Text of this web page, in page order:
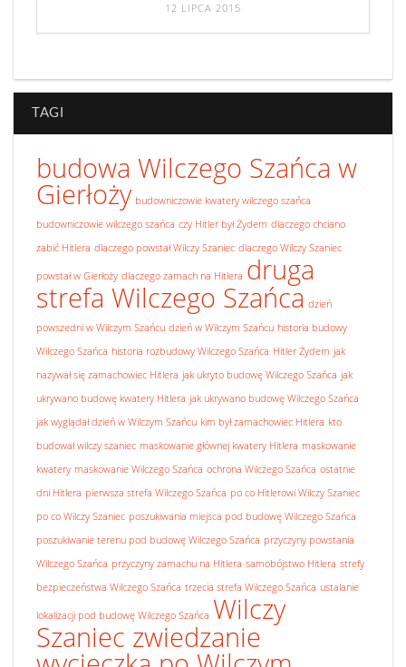
12 LIPCA 2015
TAGI
budowa Wilczego Szańca w
Gierłoży budowniczowie kwatery wilczego szańca
budowniczowie wilczego szańca czy Hitler był Żydem dlaczego chciano
zabić Hitlera dlaczego powstał Wilczy Szaniec dlaczego Wilczy Szaniec
powstał w Gierłoży dlaczego zamach na Hitlera druga
strefa Wilczego Szańca dzień
powszedni w Wilczym Szańcu dzień w Wilczym Szańcu historia budowy
Wilczego Szańca historia rozbudowy Wilczego Szańca Hitler Żydem jak
nazywał się zamachowiec Hitlera jak ukryto budowę Wilczego Szańca jak
ukrywano budowę kwatery Hitlera jak ukrywano budowę Wilczego Szańca
jak wyglądał dzień w Wilczym Szańcu kim był zamachowiec Hitlera kto
budował wilczy szaniec maskowanie głównej kwatery Hitlera maskowanie
kwatery maskowanie Wilczego Szańca ochrona Wilczego Szańca ostatnie
dni Hitlera pierwsza strefa Wilczego Szańca po co Hitlerowi Wilczy Szaniec
po co Wilczy Szaniec poszukiwania miejsca pod budowę Wilczego Szańca
poszukiwanie terenu pod budowę Wilczego Szańca przyczyny powstania
Wilczego Szańca przyczyny zamachu na Hitlera samobójstwo Hitlera strefy
bezpieczeństwa Wilczego Szańca trzecia strefa Wilczego Szańca ustalanie
lokalizacji pod budowę Wilczego Szańca Wilczy
Szaniec zwiedzanie